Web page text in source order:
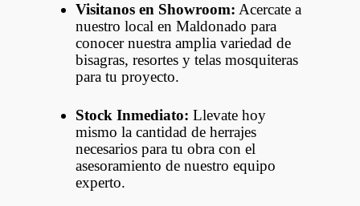
Visitanos en Showroom: Acercate a
nuestro local en Maldonado para
conocer nuestra amplia variedad de
bisagras, resortes y telas mosquiteras
para tu proyecto.
Stock Inmediato: Llevate hoy
mismo la cantidad de herrajes
necesarios para tu obra con el
asesoramiento de nuestro equipo
experto.